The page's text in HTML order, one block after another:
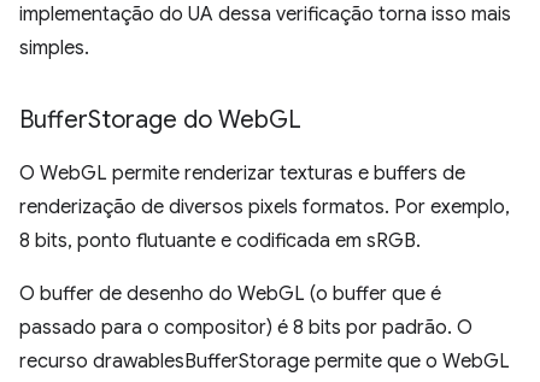
implementação do UA dessa verificação torna isso mais
simples.
BufferStorage do WebGL
O WebGL permite renderizar texturas e buffers de
renderização de diversos pixels formatos. Por exemplo,
8 bits, ponto flutuante e codificada em sRGB.
O buffer de desenho do WebGL (o buffer que é
passado para o compositor) é 8 bits por padrão. O
recurso drawablesBufferStorage permite que o WebGL